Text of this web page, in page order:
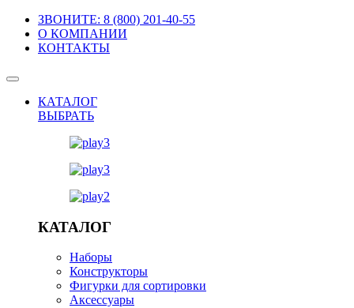
ЗВОНИТЕ: 8 (800) 201-40-55
О КОМПАНИИ
КОНТАКТЫ
КАТАЛОГ
ВЫБРАТЬ
КАТАЛОГ
Наборы
Конструкторы
Фигурки для сортировки
Аксессуары